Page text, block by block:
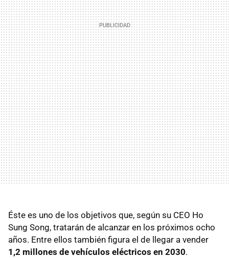
Éste es uno de los objetivos que, según su CEO Ho
Sung Song, tratarán de alcanzar en los próximos ocho
años. Entre ellos también figura el de llegar a vender
1,2 millones de vehículos eléctricos en 2030.